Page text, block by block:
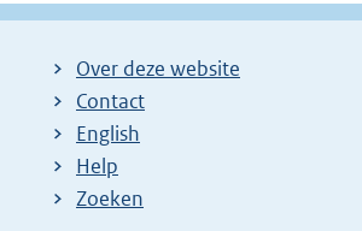
Over deze website
Contact
English
Help
Zoeken